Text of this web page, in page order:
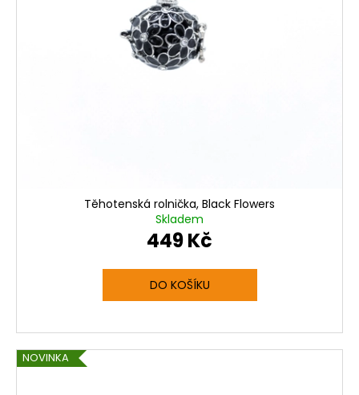
Těhotenská rolnička, Black Flowers
Skladem
449 Kč
DO KOŠÍKU
NOVINKA